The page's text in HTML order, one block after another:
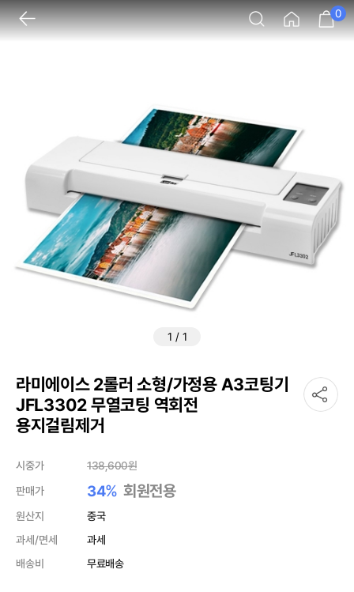
0
1 / 1
라미에이스 2롤러 소형/가정용 A3코팅기
JFL3302 무열코팅 역회전
용지걸림제거
시중가 138,600원
판매가
34% 회원전용
원산지
중국
과세/면세
과세
배송비
무료배송